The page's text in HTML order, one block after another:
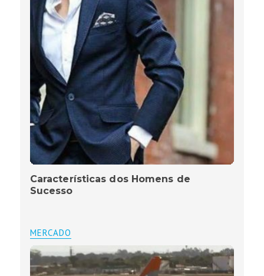
Características dos Homens de
Sucesso
MERCADO